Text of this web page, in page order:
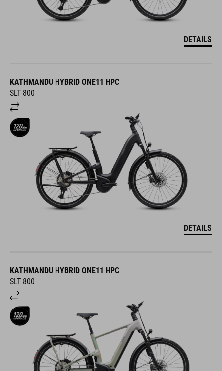
DETAILS
KATHMANDU HYBRID ONE11 HPC
SLT 800
DETAILS
KATHMANDU HYBRID ONE11 HPC
SLT 800